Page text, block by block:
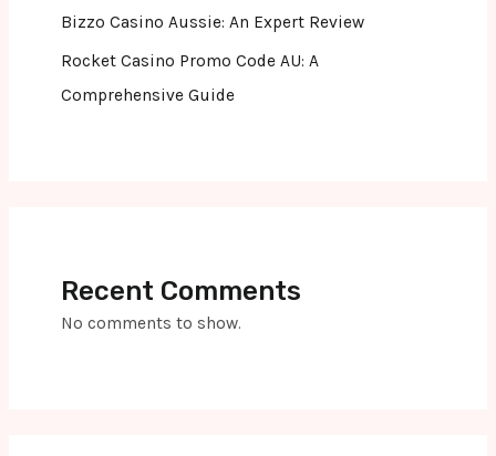
Bizzo Casino Aussie: An Expert Review
Rocket Casino Promo Code AU: A
Comprehensive Guide
Recent Comments
No comments to show.